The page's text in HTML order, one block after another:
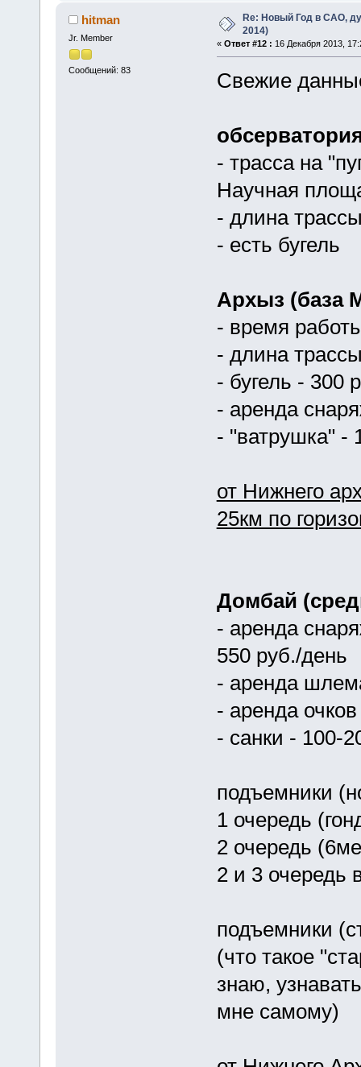
hitman
Jr. Member
Сообщений: 83
Re: Новый Год в САО,
2014)
« Ответ #12 : 16 Декабря 2013,
Свежие
- трасса на
Научная
- длина
- есть бугель
Архыз (база
- время
- длина
- бугель - 300
- аренда
- "ватрушка" -
от Нижнего
25км по
Домбай
- аренда
550 руб./день
- аренда
- аренда
- санки - 100-
подъемники
1 очередь
2 очередь
2 и 3 очередь
подъемники
(что такое
знаю,
мне самому)